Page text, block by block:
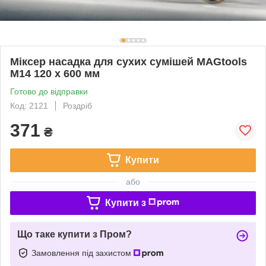
Міксер насадка для сухих сумішей MAGtools
М14 120 х 600 мм
Готово до відправки
Код: 2121
Роздріб
371 ₴
Купити
або
Купити з
Що таке купити з Пром?
Замовлення під захистом